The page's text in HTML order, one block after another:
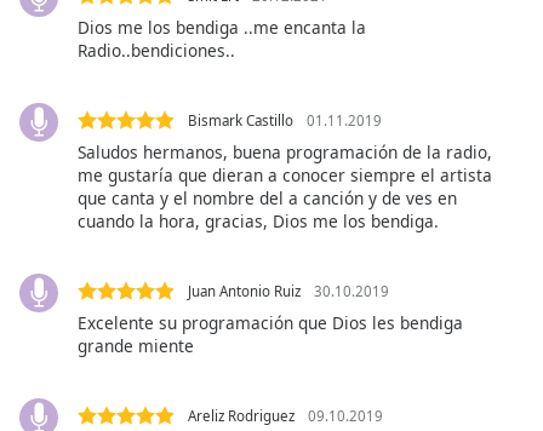
Descriptions
descriptions
selected
subtitles
settings,
subtitles
settings
dialog
subtitles
selected
Dios me los bendiga ..me encanta la
Radio..bendiciones..
Bismark Castillo 01.11.2019
Saludos hermanos, buena programación de la radio,
me gustaría que dieran a conocer siempre el artista
que canta y el nombre del a canción y de ves en
cuando la hora, gracias, Dios me los bendiga.
Juan Antonio Ruiz 30.10.2019
Excelente su programación que Dios les bendiga
grande miente
Areliz Rodriguez 09.10.2019